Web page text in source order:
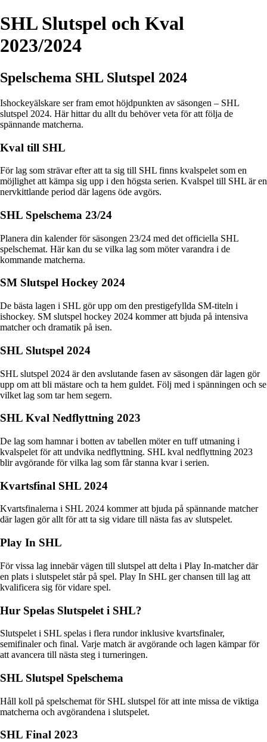
SHL Slutspel och Kval
2023/2024
Spelschema SHL Slutspel 2024
Ishockeyälskare ser fram emot höjdpunkten av säsongen – SHL
slutspel 2024. Här hittar du allt du behöver veta för att följa de
spännande matcherna.
Kval till SHL
För lag som strävar efter att ta sig till SHL finns kvalspelet som en
möjlighet att kämpa sig upp i den högsta serien. Kvalspel till SHL är en
nervkittlande period där lagens öde avgörs.
SHL Spelschema 23/24
Planera din kalender för säsongen 23/24 med det officiella SHL
spelschemat. Här kan du se vilka lag som möter varandra i de
kommande matcherna.
SM Slutspel Hockey 2024
De bästa lagen i SHL gör upp om den prestigefyllda SM-titeln i
ishockey. SM slutspel hockey 2024 kommer att bjuda på intensiva
matcher och dramatik på isen.
SHL Slutspel 2024
SHL slutspel 2024 är den avslutande fasen av säsongen där lagen gör
upp om att bli mästare och ta hem guldet. Följ med i spänningen och se
vilket lag som tar hem segern.
SHL Kval Nedflyttning 2023
De lag som hamnar i botten av tabellen möter en tuff utmaning i
kvalspelet för att undvika nedflyttning. SHL kval nedflyttning 2023
blir avgörande för vilka lag som får stanna kvar i serien.
Kvartsfinal SHL 2024
Kvartsfinalerna i SHL 2024 kommer att bjuda på spännande matcher
där lagen gör allt för att ta sig vidare till nästa fas av slutspelet.
Play In SHL
För vissa lag innebär vägen till slutspel att delta i Play In-matcher där
en plats i slutspelet står på spel. Play In SHL ger chansen till lag att
kvalificera sig för vidare spel.
Hur Spelas Slutspelet i SHL?
Slutspelet i SHL spelas i flera rundor inklusive kvartsfinaler,
semifinaler och final. Varje match är avgörande och lagen kämpar för
att avancera till nästa steg i turneringen.
SHL Slutspel Spelschema
Håll koll på spelschemat för SHL slutspel för att inte missa de viktiga
matcherna och avgörandena i slutspelet.
SHL Final 2023